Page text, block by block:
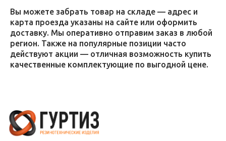
Вы можете забрать товар на складе — адрес и
карта проезда указаны на сайте или оформить
доставку. Мы оперативно отправим заказ в любой
регион. Также на популярные позиции часто
действуют акции — отличная возможность купить
качественные комплектующие по выгодной цене.